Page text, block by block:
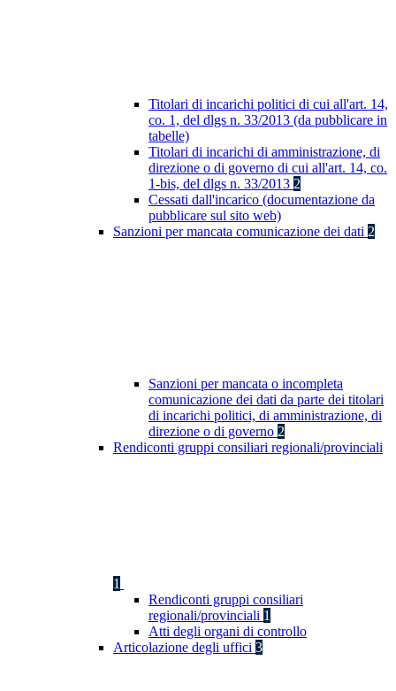
Titolari di incarichi politici di cui all'art. 14,
co. 1, del dlgs n. 33/2013 (da pubblicare in
tabelle)
Titolari di incarichi di amministrazione, di
direzione o di governo di cui all'art. 14, co.
1-bis, del dlgs n. 33/2013 2
Cessati dall'incarico (documentazione da
pubblicare sul sito web)
Sanzioni per mancata comunicazione dei dati 2
Sanzioni per mancata o incompleta
comunicazione dei dati da parte dei titolari
di incarichi politici, di amministrazione, di
direzione o di governo 2
Rendiconti gruppi consiliari regionali/provinciali
1
Rendiconti gruppi consiliari
regionali/provinciali 1
Atti degli organi di controllo
Articolazione degli uffici 3